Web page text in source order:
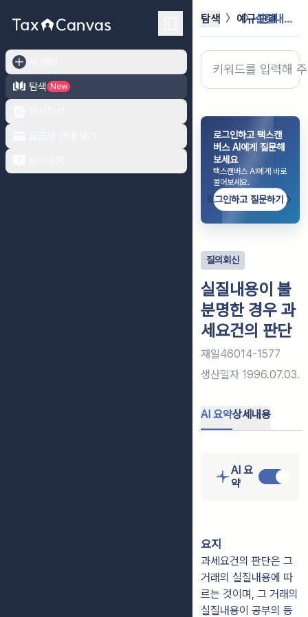
탐색
New
탐색 예규·판례 실질내용이 불분명한 경우 과세요건의 ...
로그인하고 택스캔
버스 AI에게 질문해
보세요
택스캔버스 AI에게 바로
물어보세요.
로그인하고 질문하기
질의회신
실질내용이 불
분명한 경우 과
세요건의 판단
재일46014-1577
생산일자 1996.07.03.
AI 요약상세내용
AI 요
약
요지
과세요건의 판단은 그
거래의 실질내용에 따
르는 것이며, 그 거래의
실질내용이 공부의 등